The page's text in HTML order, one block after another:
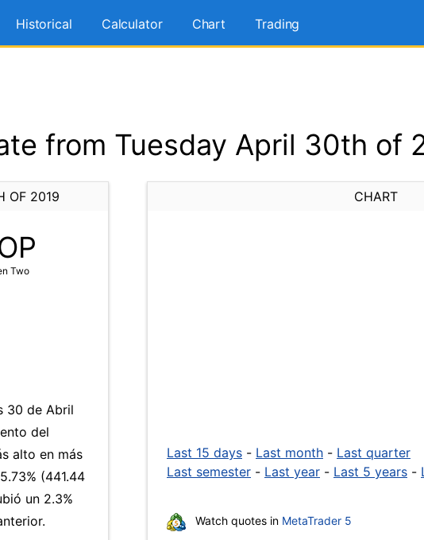
Historical Calculator Chart Trading
from Tuesday April 30th of
OF 2019
Two
30 de Abril
del
alto en más
(441.44
un 2.3%
CHART
Last 15 days - Last month - Last quarter
Last semester - Last year - Last 5 years -
Watch quotes in MetaTrader 5